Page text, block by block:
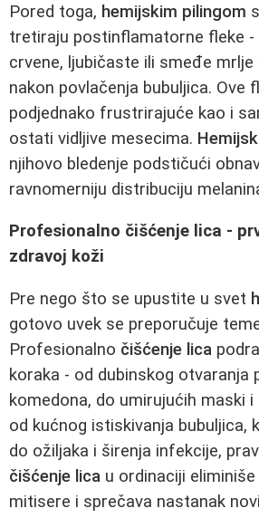
Pored toga, hemijskim pilingom
tretiraju postinflamatorne fleke -
crvene, ljubičaste ili smeđe
nakon povlačenja bubuljica. Ove
podjednako frustrirajuće kao i
ostati vidljive mesecima.
njihovo bledenje podstičući
ravnomerniju distribuciju
Profesionalno čišćenje lica -
zdravoj koži
Pre nego što se upustite u svet
gotovo uvek se preporučuje
Profesionalno čišćenje lica
koraka - od dubinskog otvaranja
komedona, do umirujućih maski
od kućnog istiskivanja bubuljica,
do ožiljaka i širenja infekcije,
čišćenje lica u ordinaciji
mitisere i sprečava nastanak